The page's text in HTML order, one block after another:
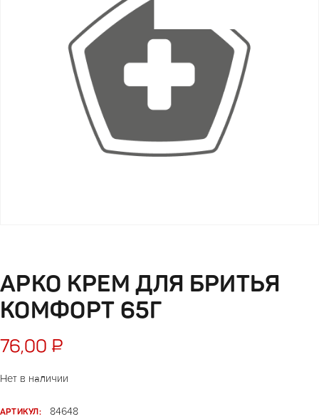
АРКО КРЕМ ДЛЯ БРИТЬЯ
КОМФОРТ 65Г
76,00 ₽
Нет в наличии
АРТИКУЛ:
84648